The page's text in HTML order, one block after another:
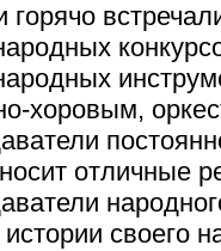
горячо
хоровым,
отличные
истории своего